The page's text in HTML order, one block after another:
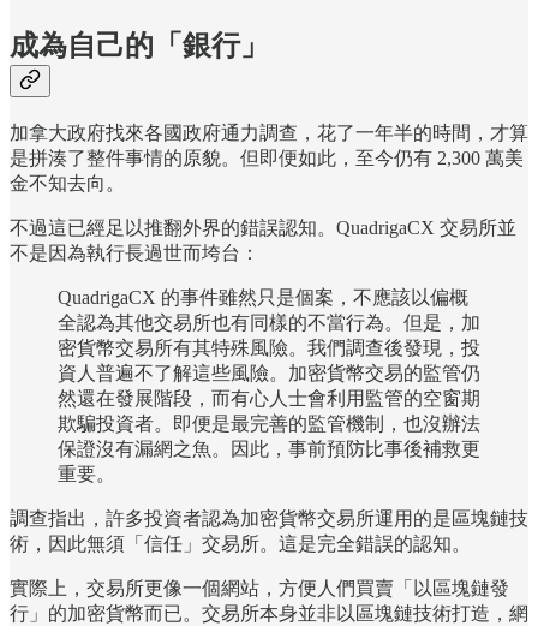
成為自己的「銀行」
加拿大政府找來各國政府通力調查，花了一年半的時間，才算
是拼湊了整件事情的原貌。但即便如此，至今仍有 2,300 萬美
金不知去向。
不過這已經足以推翻外界的錯誤認知。QuadrigaCX 交易所並
不是因為執行長過世而垮台：
QuadrigaCX 的事件雖然只是個案，不應該以偏概
全認為其他交易所也有同樣的不當行為。但是，加
密貨幣交易所有其特殊風險。我們調查後發現，投
資人普遍不了解這些風險。加密貨幣交易的監管仍
然還在發展階段，而有心人士會利用監管的空窗期
欺騙投資者。即便是最完善的監管機制，也沒辦法
保證沒有漏網之魚。因此，事前預防比事後補救更
重要。
調查指出，許多投資者認為加密貨幣交易所運用的是區塊鏈技
術，因此無須「信任」交易所。這是完全錯誤的認知。
實際上，交易所更像一個網站，方便人們買賣「以區塊鏈發
行」的加密貨幣而已。交易所本身並非以區塊鏈技術打造，網